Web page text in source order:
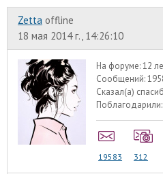
Zetta offline
18 мая 2014 г., 14:26:10
На форуме:12
Сообщений:
Сказал(а)
Поблагодарили:
19583 312